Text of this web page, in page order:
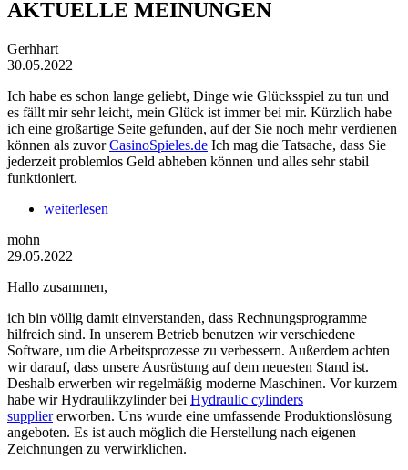
AKTUELLE MEINUNGEN
Gerhhart
30.05.2022
Ich habe es schon lange geliebt, Dinge wie Glücksspiel zu tun und
es fällt mir sehr leicht, mein Glück ist immer bei mir. Kürzlich habe
ich eine großartige Seite gefunden, auf der Sie noch mehr verdienen
können als zuvorCasinoSpieles.de Ich mag die Tatsache, dass Sie
jederzeit problemlos Geld abheben können und alles sehr stabil
funktioniert.
weiterlesen
mohn
29.05.2022
Hallo zusammen,
ich bin völlig damit einverstanden, dass Rechnungsprogramme
hilfreich sind. In unserem Betrieb benutzen wir verschiedene
Software, um die Arbeitsprozesse zu verbessern. Außerdem achten
wir darauf, dass unsere Ausrüstung auf dem neuesten Stand ist.
Deshalb erwerben wir regelmäßig moderne Maschinen. Vor kurzem
habe wir Hydraulikzylinder bei Hydraulic cylinders
suppliererworben. Uns wurde eine umfassende Produktionslösung
angeboten. Es ist auch möglich die Herstellung nach eigenen
Zeichnungen zu verwirklichen.